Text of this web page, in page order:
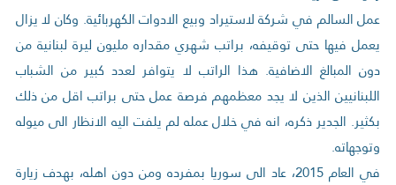
عمل السالم في شركة لاستيراد وبيع الادوات الكهربائية. وكان لا يزال
يعمل فيها حتى توقيفه، براتب شهري مقداره مليون ليرة لبنانية من
دون المبالغ الاضافية. هذا الراتب لا يتوافر لعدد كبير من الشباب
اللبنانيين الذين لا يجد معظمهم فرصة عمل حتى براتب اقل من ذلك
بكثير. الجدير ذكره، انه في خلال عمله لم يلفت اليه الانظار الى ميوله
وتوجهاته.
في العام 2015، عاد الى سوريا بمفرده ومن دون اهله، بهدف زيارة